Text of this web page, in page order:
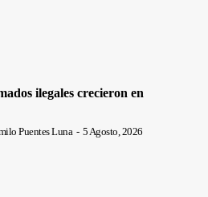
ilegales crecieron en
Puentes Luna - 5 Agosto, 2026